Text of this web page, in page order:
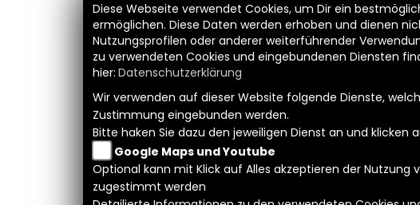
Diese Webseite verwendet Cookies, um Dir ein
ermöglichen. Diese Daten werden erhoben und dienen
Nutzungsprofilen oder anderer weiterführender
zu verwendeten Cookies und eingebundenen Diensten
hier: Datenschutzerklärung
Wir verwenden auf dieser Website folgende Dienste,
Zustimmung eingebunden werden.
Bitte haken Sie dazu den jeweiligen Dienst an und klicken
Google Maps und Youtube
Optional kann mit Klick auf Alles akzeptieren der Nutzung
zugestimmt werden